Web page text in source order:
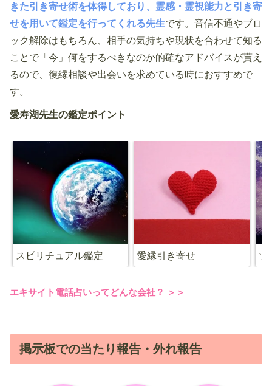
きた引き寄せ術を体得しており、霊感・霊視能力と引き寄
せを用いて鑑定を行ってくれる先生です。音信不通やブロ
ック解除はもちろん、相手の気持ちや現状を合わせて知る
ことで「今」何をするべきなのか的確なアドバイスが貰え
るので、復縁相談や出会いを求めている時におすすめで
す。
愛寿湖先生の鑑定ポイント
スピリチュアル鑑定 愛縁引き寄せ ツ
エキサイト電話占いってどんな会社？ ＞＞
掲示板での当たり報告・外れ報告